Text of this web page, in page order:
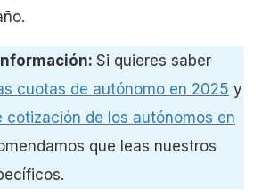
Si quieres saber
cuotas de autónomo en 2025 y
cotización de los autónomos en
que leas nuestros